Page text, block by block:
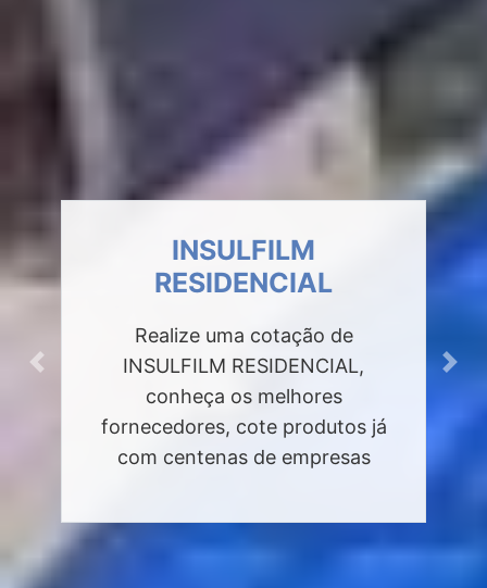
INSULFILM
RESIDENCIAL
Realize uma cotação de
INSULFILM RESIDENCIAL,
conheça os melhores
fornecedores, cote produtos já
com centenas de empresas
Previous Next